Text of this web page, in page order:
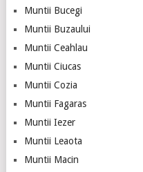
Muntii Bucegi
Muntii Buzaului
Muntii Ceahlau
Muntii Ciucas
Muntii Cozia
Muntii Fagaras
Muntii Iezer
Muntii Leaota
Muntii Macin